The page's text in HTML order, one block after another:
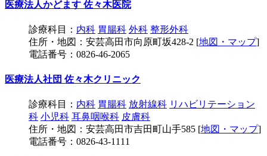
医療法人かどます 佐々木医院
診療科目： 内科 胃腸科 外科 整形外科
住所・地図：安芸高田市向原町坂428-2 [地図・マップ]
電話番号：0826-46-2065
医療法人社団 佐々木クリニック
診療科目： 内科 胃腸科 放射線科 リハビリテーション
科 小児科 耳鼻咽喉科 皮膚科
住所・地図：安芸高田市吉田町山手585 [地図・マップ]
電話番号：0826-43-1111